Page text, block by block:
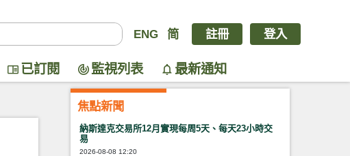
ENG 简 註冊 登入
已訂閱 監視列表 最新通知
焦點新聞
納斯達克交易所12月實現每周5天、每天23小時交
易
2026-08-08 12:20